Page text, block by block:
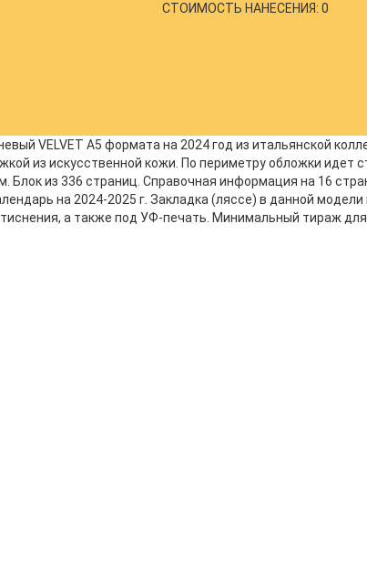
СТОИМОСТЬ НАНЕСЕНИЯ: 0
VELVET А5 формата на 2024 год из итальянской
из искусственной кожи. По периметру обложки идет
Блок из 336 страниц. Справочная информация на 16
на 2024-2025 г. Закладка (ляссе) в данной модели
а также под УФ-печать. Минимальный тираж для